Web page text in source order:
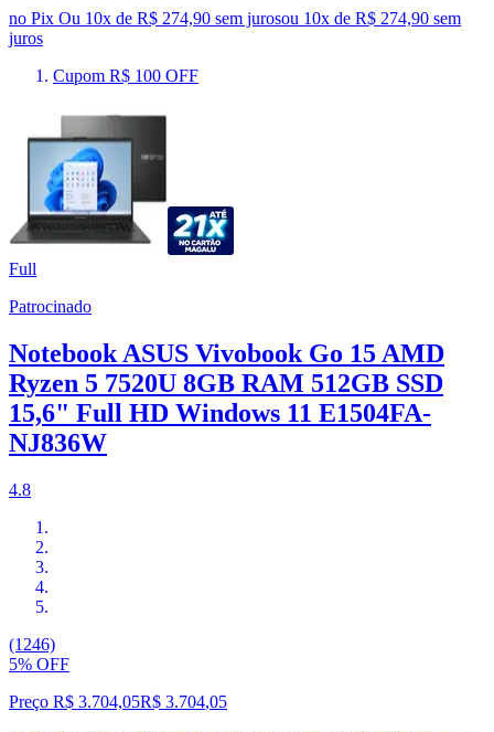
no Pix Ou 10x de R$ 274,90 sem jurosou 10x de R$ 274,90 sem
juros
Cupom R$ 100 OFF
Full
Patrocinado
Notebook ASUS Vivobook Go 15 AMD
Ryzen 5 7520U 8GB RAM 512GB SSD
15,6" Full HD Windows 11 E1504FA-
NJ836W
4.8
(1246)
5% OFF
Preço R$ 3.704,05R$ 3.704,05